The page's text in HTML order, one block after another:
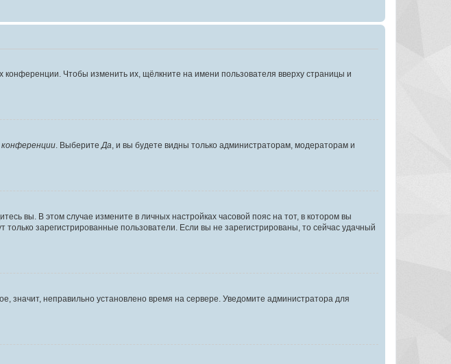
Чтобы изменить их, щёлкните на имени пользователя вверху страницы и
. Выберите Да , и вы будете видны только администраторам, модераторам и
вы. В этом случае измените в личных настройках часовой пояс на тот, в котором вы
только зарегистрированные пользователи. Если вы не зарегистрированы, то сейчас удачный
значит, неправильно установлено время на сервере. Уведомите администратора для